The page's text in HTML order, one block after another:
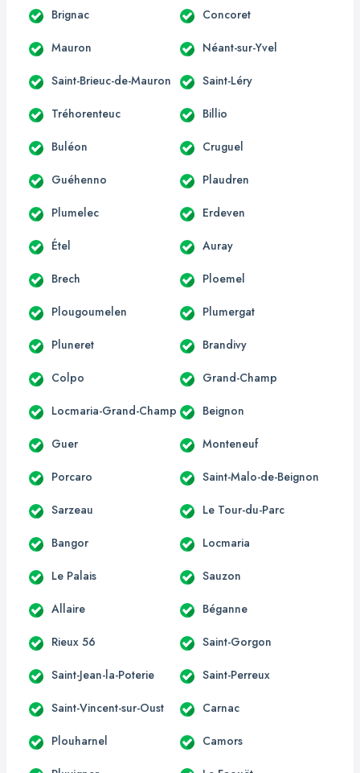
Brignac Concoret
Mauron Néant-sur-Yvel
Saint-Brieuc-de-Mauron Saint-Léry
Tréhorenteuc Billio
Buléon Cruguel
Guéhenno Plaudren
Plumelec Erdeven
Étel Auray
Brech Ploemel
Plougoumelen Plumergat
Pluneret Brandivy
Colpo Grand-Champ
Locmaria-Grand-Champ Beignon
Guer Monteneuf
Porcaro Saint-Malo-de-Beignon
Sarzeau Le Tour-du-Parc
Bangor Locmaria
Le Palais Sauzon
Allaire Béganne
Rieux 56 Saint-Gorgon
Saint-Jean-la-Poterie Saint-Perreux
Saint-Vincent-sur-Oust Carnac
Plouharnel Camors